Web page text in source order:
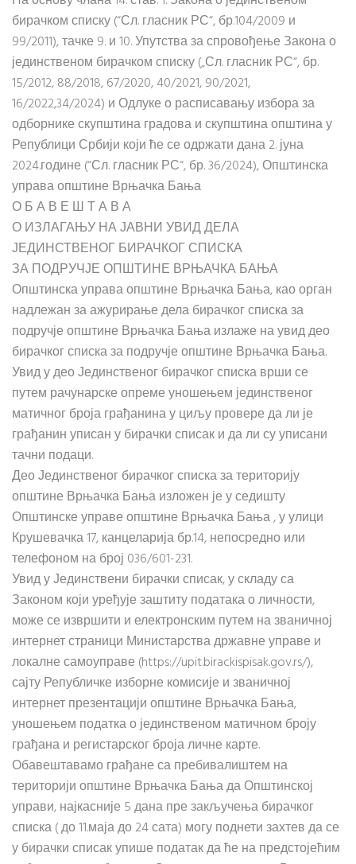
бирачком списку (“Сл. гласник РС“, бр.104/2009 и
99/2011), тачке 9. и 10. Упутства за спровођење Закона о
јединственом бирачком списку („Сл. гласник РС“, бр.
15/2012, 88/2018, 67/2020, 40/2021, 90/2021,
16/2022,34/2024) и Одлуке о расписавању избора за
одборнике скупштина градова и скупштина општина у
Републици Србији који ће се одржати дана 2. јуна
2024.године (“Сл. гласник РС“, бр. 36/2024), Општинска
управа општине Врњачка Бања
О Б А В Е Ш Т А В А
О ИЗЛАГАЊУ НА ЈАВНИ УВИД ДЕЛА
ЈЕДИНСТВЕНОГ БИРАЧКОГ СПИСКА
ЗА ПОДРУЧЈЕ ОПШТИНЕ ВРЊАЧКА БАЊА
Општинска управа општине Врњачка Бања, као орган
надлежан за ажурирање дела бирачког списка за
подручје општине Врњачка Бања излаже на увид део
бирачког списка за подручје општине Врњачка Бања.
Увид у део Јединственог бирачког списка врши се
путем рачунарске опреме уношењем јединственог
матичног броја грађанина у циљу провере да ли је
грађанин уписан у бирачки списак и да ли су уписани
тачни подаци.
Део Јединственог бирачког списка за територију
општине Врњачка Бања изложен је у седишту
Општинске управе општине Врњачка Бања , у улици
Крушевачка 17, канцеларија бр.14, непосредно или
телефоном на број 036/601-231.
Увид у Јединствени бирачки списак, у складу са
Законом који уређује заштиту података о личности,
може се извршити и електронским путем на званичној
интернет страници Министарства државне управе и
локалне самоуправе (https://upit.birackispisak.gov.rs/),
сајту Републичке изборне комисије и званичној
интернет презентацији општине Врњачка Бања,
уношењем податка о јединственом матичном броју
грађана и регистарског броја личне карте.
Обавештавамо грађане са пребивалиштем на
територији општине Врњачка Бања да Општинској
управи, најкасније 5 дана пре закључења бирачког
списка ( до 11.маја до 24 сата) могу поднети захтев да се
у бирачки списак упише податак да ће на предстојећим